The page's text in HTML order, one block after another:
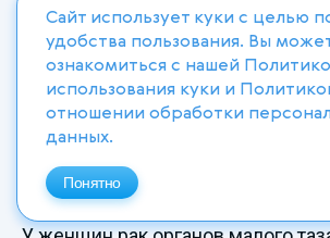
цервископии пациентки Юнион
после консультации и осмотра.
Значение профилактики и
регулярных осмотров
Сайт использует куки с целью
удобства пользования. Вы
ознакомиться с нашей
использования куки и
отношении обработки
данных.
Понятно